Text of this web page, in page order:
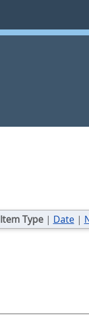
Item Type| Date|